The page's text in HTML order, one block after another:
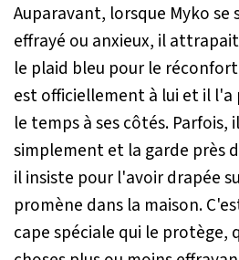
Auparavant, lorsque Myko se
effrayé ou anxieux, il
le plaid bleu pour le
est officiellement à lui et il
le temps à ses côtés. Parfois,
simplement et la garde près
il insiste pour l'avoir drapée
promène dans la maison.
cape spéciale qui le protège,